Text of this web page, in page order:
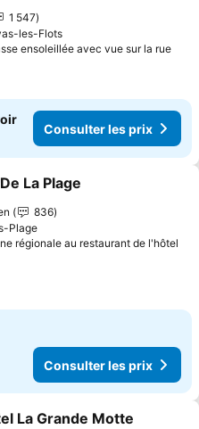
les prix
1 547
les-Flots
ensoleillée avec vue sur la rue
Consulter les prix
à mes favoris
La Plage
836
Plage
régionale au restaurant de l'hôtel
Consulter les prix
La Grande Motte